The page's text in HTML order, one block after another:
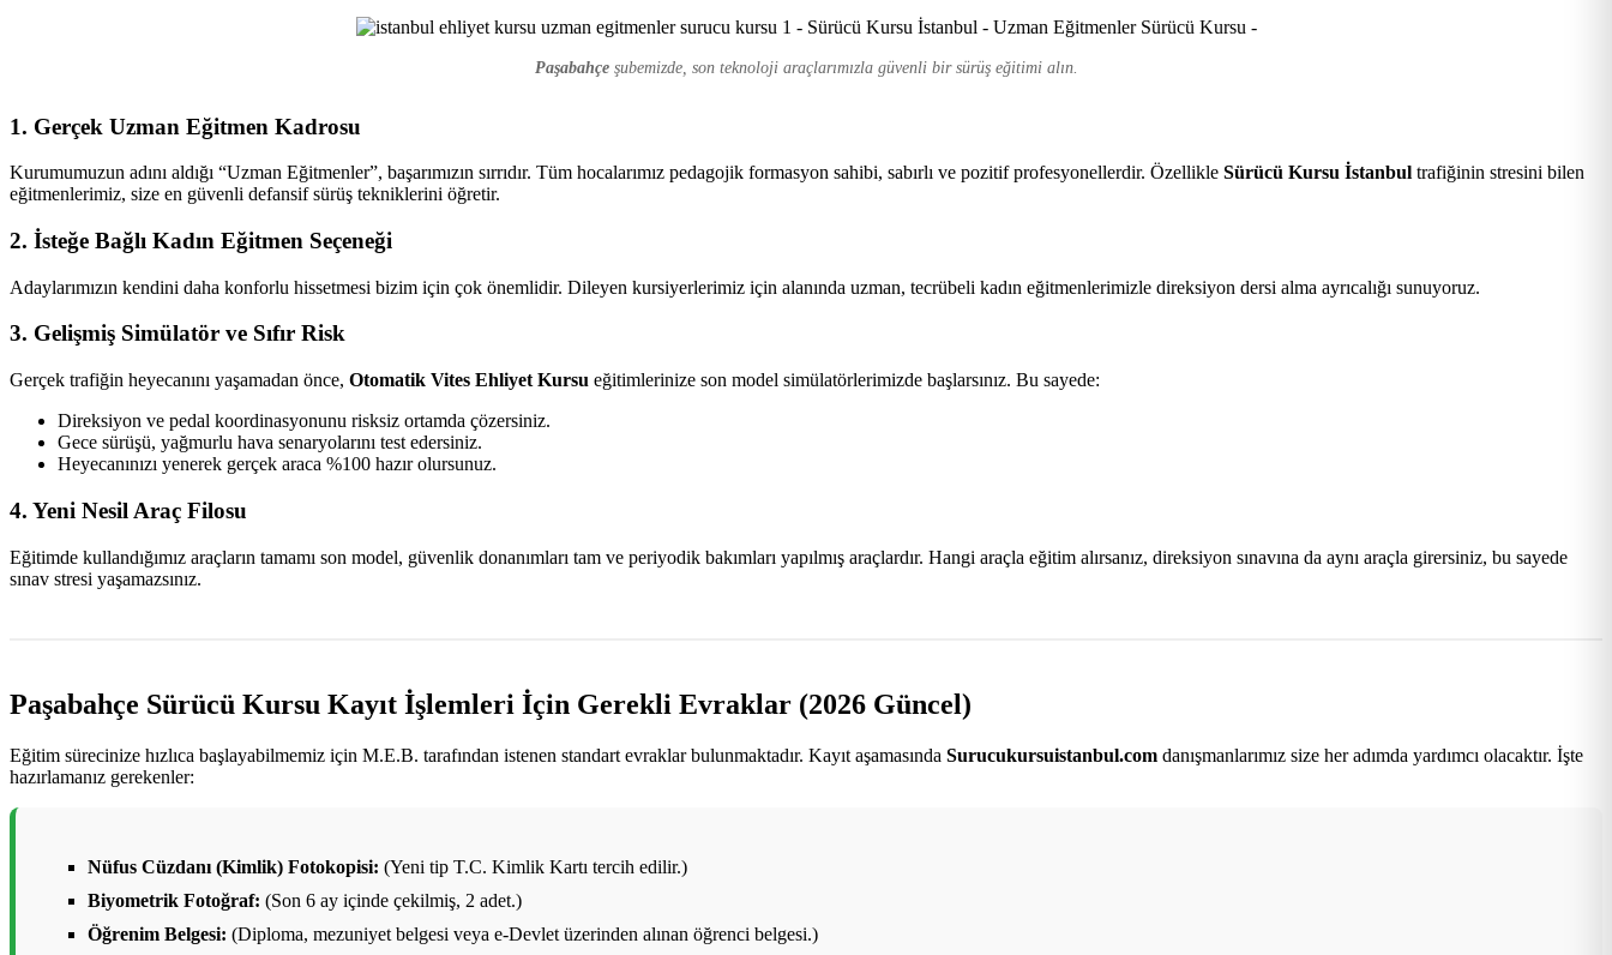
Kursu
Paşabahçeşubemizde, son teknoloji araçlarımızla güvenli bir sürüş eğitimi alın.
1. Gerçek Uzman Eğitmen Kadrosu
Kurumumuzun adını aldığı “Uzman Eğitmenler”, başarımızın sırrıdır. Tüm hocalarımız pedagojik formasyon sahibi, sabırlı ve pozitif profesyonellerdir. Özellikle Sürücü Kursu İstanbul trafiğinin stresini bilen
eğitmenlerimiz, size en güvenli defansif sürüş tekniklerini öğretir.
2. İsteğe Bağlı Kadın Eğitmen Seçeneği
Adaylarımızın kendini daha konforlu hissetmesi bizim için çok önemlidir. Dileyen kursiyerlerimiz için alanında uzman, tecrübeli kadın eğitmenlerimizle direksiyon dersi alma ayrıcalığı sunuyoruz.
3. Gelişmiş Simülatör ve Sıfır Risk
Gerçek trafiğin heyecanını yaşamadan önce, Otomatik Vites Ehliyet Kursu eğitimlerinize son model simülatörlerimizde başlarsınız. Bu sayede:
Direksiyon ve pedal koordinasyonunu risksiz ortamda çözersiniz.
Gece sürüşü, yağmurlu hava senaryolarını test edersiniz.
Heyecanınızı yenerek gerçek araca %100 hazır olursunuz.
4. Yeni Nesil Araç Filosu
Eğitimde kullandığımız araçların tamamı son model, güvenlik donanımları tam ve periyodik bakımları yapılmış araçlardır. Hangi araçla eğitim alırsanız, direksiyon sınavına da aynı araçla girersiniz, bu sayede
sınav stresi yaşamazsınız.
Paşabahçe Sürücü Kursu Kayıt İşlemleri İçin Gerekli Evraklar (2026 Güncel)
Eğitim sürecinize hızlıca başlayabilmemiz için M.E.B. tarafından istenen standart evraklar bulunmaktadır. Kayıt aşamasında Surucukursuistanbul.com danışmanlarımız size her adımda yardımcı olacaktır. İşte
hazırlamanız gerekenler:
Nüfus Cüzdanı (Kimlik) Fotokopisi: (Yeni tip T.C. Kimlik Kartı tercih edilir.)
Biyometrik Fotoğraf: (Son 6 ay içinde çekilmiş, 2 adet.)
Öğrenim Belgesi: (Diploma, mezuniyet belgesi veya e-Devlet üzerinden alınan öğrenci belgesi.)